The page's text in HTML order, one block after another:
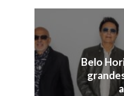
Belo